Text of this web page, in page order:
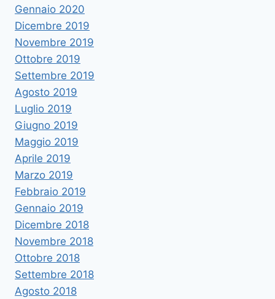
Gennaio 2020
Dicembre 2019
Novembre 2019
Ottobre 2019
Settembre 2019
Agosto 2019
Luglio 2019
Giugno 2019
Maggio 2019
Aprile 2019
Marzo 2019
Febbraio 2019
Gennaio 2019
Dicembre 2018
Novembre 2018
Ottobre 2018
Settembre 2018
Agosto 2018